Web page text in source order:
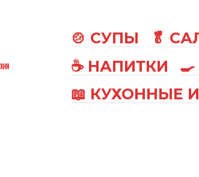
🍲 СУПЫ 🥬
☕ НАПИТКИ
📖 КУХОННЫЕ